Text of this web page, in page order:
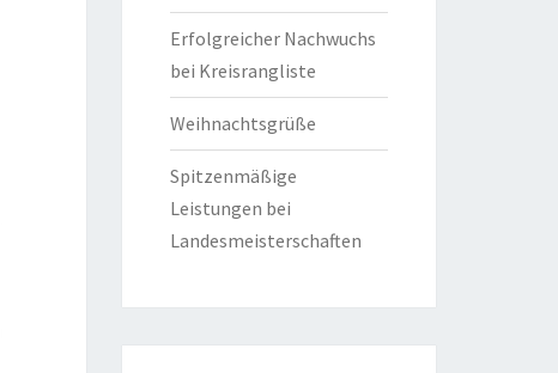
Erfolgreicher Nachwuchs
bei Kreisrangliste
Weihnachtsgrüße
Spitzenmäßige
Leistungen bei
Landesmeisterschaften